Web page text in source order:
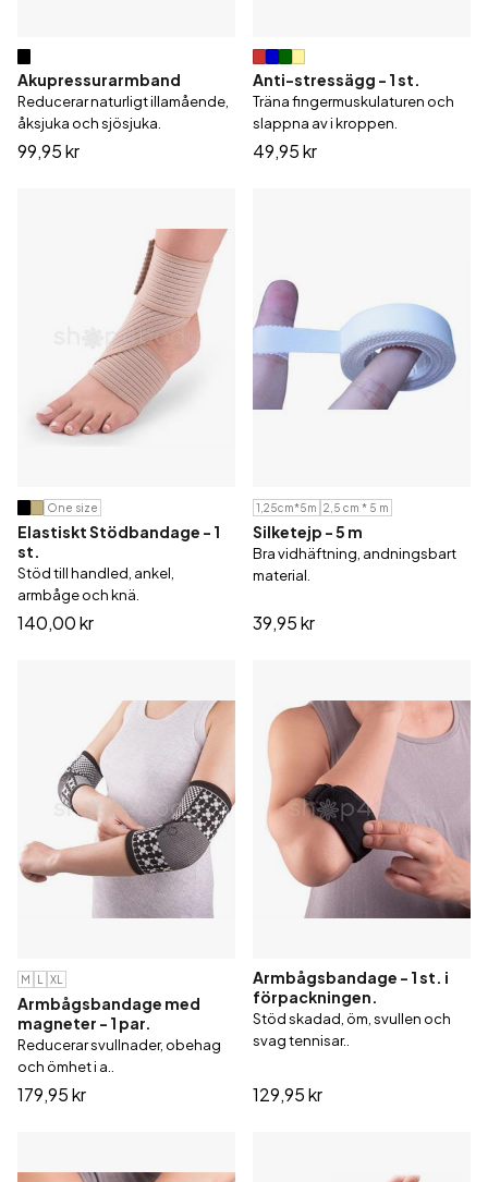
Akupressurarmband
Reducerar naturligt illamående,
åksjuka och sjösjuka.
99,95 kr
Anti-stressägg - 1 st.
Träna fingermuskulaturen och
slappna av i kroppen.
49,95 kr
One size
Elastiskt Stödbandage - 1
st.
Stöd till handled, ankel,
armbåge och knä.
140,00 kr
1,25cm*5m 2,5 cm * 5 m
Silketejp - 5 m
Bra vidhäftning, andningsbart
material.
39,95 kr
M L XL
Armbågsbandage med
magneter - 1 par.
Reducerar svullnader, obehag
och ömhet i a..
179,95 kr
Armbågsbandage - 1 st. i
förpackningen.
Stöd skadad, öm, svullen och
svag tennisar..
129,95 kr